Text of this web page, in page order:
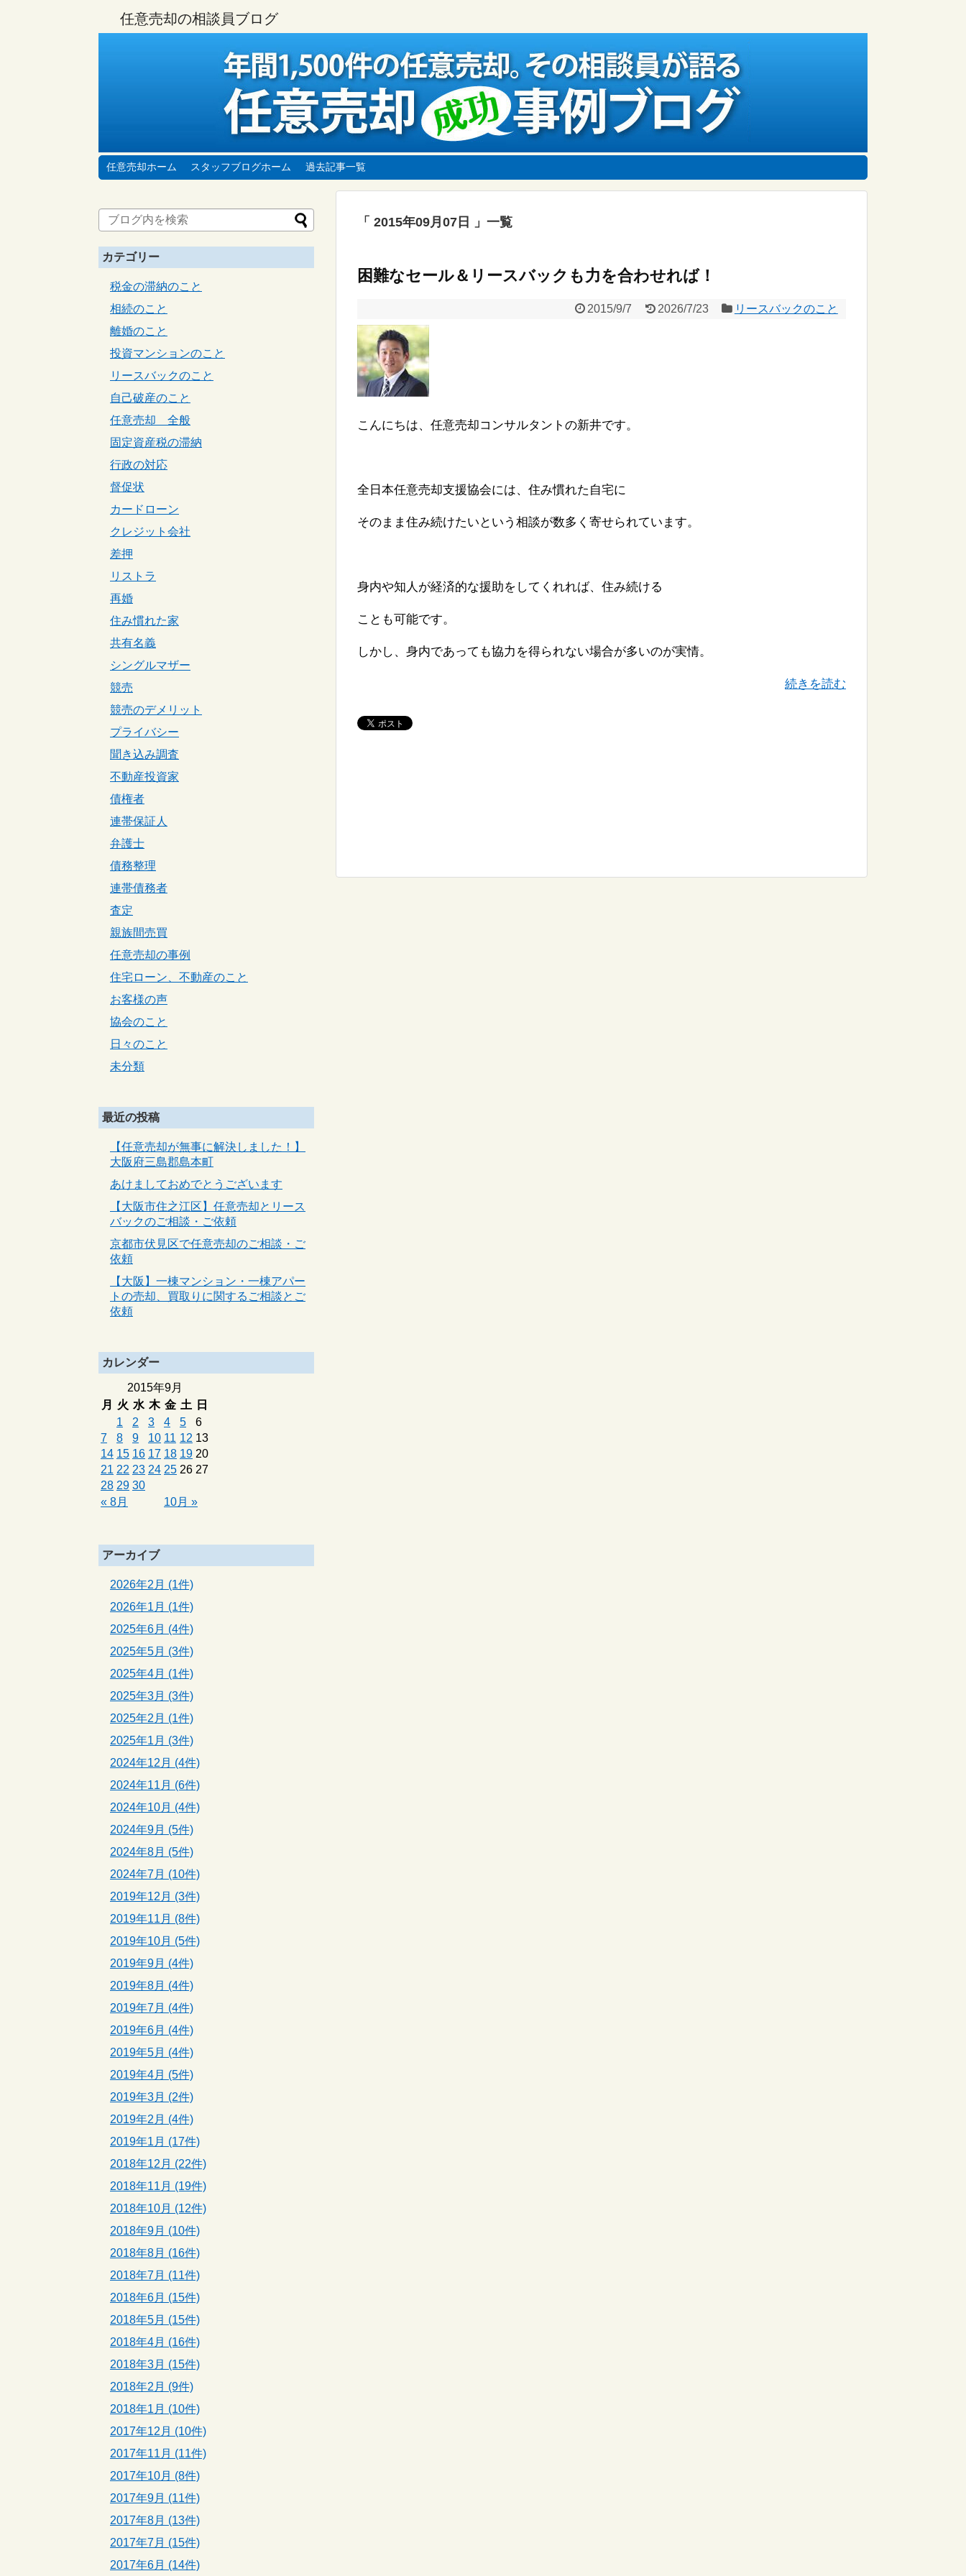
任意売却の相談員ブログ
任意売却ホーム スタッフブログホーム 過去記事一覧
2015年09月07日 一覧
困難なセール＆リースバックも力を合わせれば！
2015/9/7 2026/7/23 リースバックのこと
こんにちは、任意売却コンサルタントの新井です。
全日本任意売却支援協会には、住み慣れた自宅に
そのまま住み続けたいという相談が数多く寄せられています。
身内や知人が経済的な援助をしてくれれば、住み続ける
ことも可能です。
しかし、身内であっても協力を得られない場合が多いのが実情。
続きを読む
カテゴリー
税金の滞納のこと
相続のこと
離婚のこと
投資マンションのこと
リースバックのこと
自己破産のこと
任意売却 全般
固定資産税の滞納
行政の対応
督促状
カードローン
クレジット会社
差押
リストラ
再婚
住み慣れた家
共有名義
シングルマザー
競売
競売のデメリット
プライバシー
聞き込み調査
不動産投資家
債権者
連帯保証人
弁護士
債務整理
連帯債務者
査定
親族間売買
任意売却の事例
住宅ローン、不動産のこと
お客様の声
協会のこと
日々のこと
未分類
最近の投稿
【任意売却が無事に解決しました！】
大阪府三島郡島本町
あけましておめでとうございます
【大阪市住之江区】任意売却とリース
バックのご相談・ご依頼
京都市伏見区で任意売却のご相談・ご
依頼
【大阪】一棟マンション・一棟アパー
トの売却、買取りに関するご相談とご
依頼
カレンダー
2015年9月
月
火 水 木 金 土 日
« 8月 10月 »
1 2 3 4 5
6
7
8 9 10 11 12 13
14 15 16 17 18 19 20
21 22 23 24 25 26 27
28 29 30
アーカイブ
2026年2月 (1件)
2026年1月 (1件)
2025年6月 (4件)
2025年5月 (3件)
2025年4月 (1件)
2025年3月 (3件)
2025年2月 (1件)
2025年1月 (3件)
2024年12月 (4件)
2024年11月 (6件)
2024年10月 (4件)
2024年9月 (5件)
2024年8月 (5件)
2024年7月 (10件)
2019年12月 (3件)
2019年11月 (8件)
2019年10月 (5件)
2019年9月 (4件)
2019年8月 (4件)
2019年7月 (4件)
2019年6月 (4件)
2019年5月 (4件)
2019年4月 (5件)
2019年3月 (2件)
2019年2月 (4件)
2019年1月 (17件)
2018年12月 (22件)
2018年11月 (19件)
2018年10月 (12件)
2018年9月 (10件)
2018年8月 (16件)
2018年7月 (11件)
2018年6月 (15件)
2018年5月 (15件)
2018年4月 (16件)
2018年3月 (15件)
2018年2月 (9件)
2018年1月 (10件)
2017年12月 (10件)
2017年11月 (11件)
2017年10月 (8件)
2017年9月 (11件)
2017年8月 (13件)
2017年7月 (15件)
2017年6月 (14件)